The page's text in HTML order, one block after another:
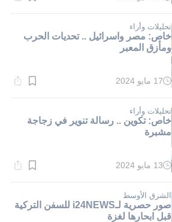
دقيقة.
تحليلات وأراء
خاص: مصر واسرائيل .. تحديات الحرب
ومأزق المعبر
وقت
دقيقة.
17 مايو 2024
تحليلات وأراء
خاص: تكوين .. رسالة تنوير في زجاجة
مشبرة
وقت
دقيقة.
13 مايو 2024
الشرق الأوسط
صور حصرية لـi24NEWS للسفن التركية
قبل ابحارها لغزة